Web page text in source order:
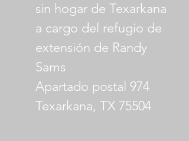
sin hogar de Texarkana
a cargo del refugio de
extensión de Randy
Sams
Apartado postal 974
Texarkana, TX 75504